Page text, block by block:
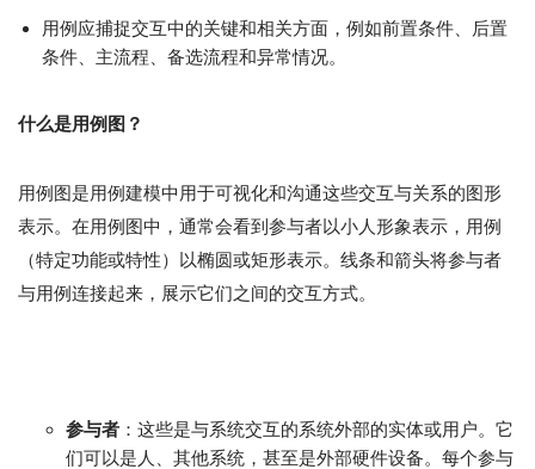
用例应捕捉交互中的关键和相关方面，例如前置条件、后置
条件、主流程、备选流程和异常情况。
什么是用例图？
用例图是用例建模中用于可视化和沟通这些交互与关系的图形
表示。在用例图中，通常会看到参与者以小人形象表示，用例
（特定功能或特性）以椭圆或矩形表示。线条和箭头将参与者
与用例连接起来，展示它们之间的交互方式。
参与者 ：这些是与系统交互的系统外部的实体或用户。它
们可以是人、其他系统，甚至是外部硬件设备。每个参与